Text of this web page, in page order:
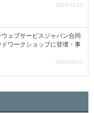
2025/11/12
ェブサービスジャパン合同
ワークショップに登壇・事
2025/10/17